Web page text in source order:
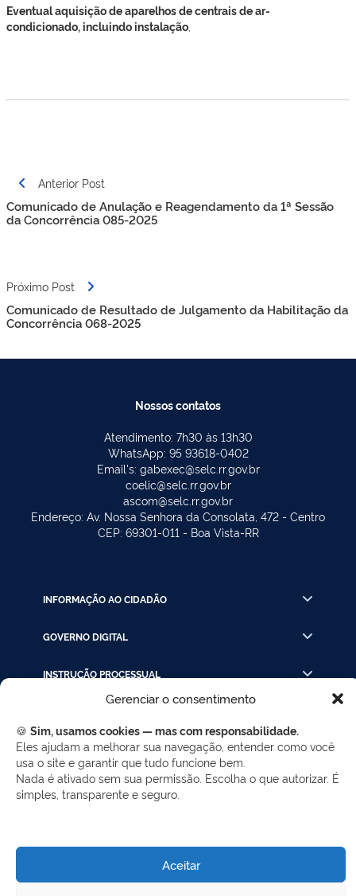
Gerenciar o consentimento
🍪 Sim, usamos cookies — mas com responsabilidade.
Eles ajudam a melhorar sua navegação, entender como você
usa o site e garantir que tudo funcione bem.
Nada é ativado sem sua permissão. Escolha o que autorizar. É
simples, transparente e seguro.
Aceitar
Eventual aquisição de aparelhos de centrais de ar-
condicionado, incluindo instalação
Navegação
de
Post
Anterior Post
Comunicado de Anulação e Reagendamento da 1ª Sessão
da Concorrência 085-2025
Próximo Post
Comunicado de Resultado de Julgamento da Habilitação da
Concorrência 068-2025
Nossos contatos
Atendimento: 7h30 às 13h30
WhatsApp: 95 93618-0402
Email's: gabexec@selc.rr.gov.br
coelic@selc.rr.gov.br
ascom@selc.rr.gov.br
Endereço: Av. Nossa Senhora da Consolata, 472 - Centro
CEP: 69301-011 - Boa Vista-RR
INFORMAÇÃO AO CIDADÃO
GOVERNO DIGITAL
INSTRUÇÃO PROCESSUAL
REDES SOCIAIS
Facebook
Twitter
LinkedIn
Instagram